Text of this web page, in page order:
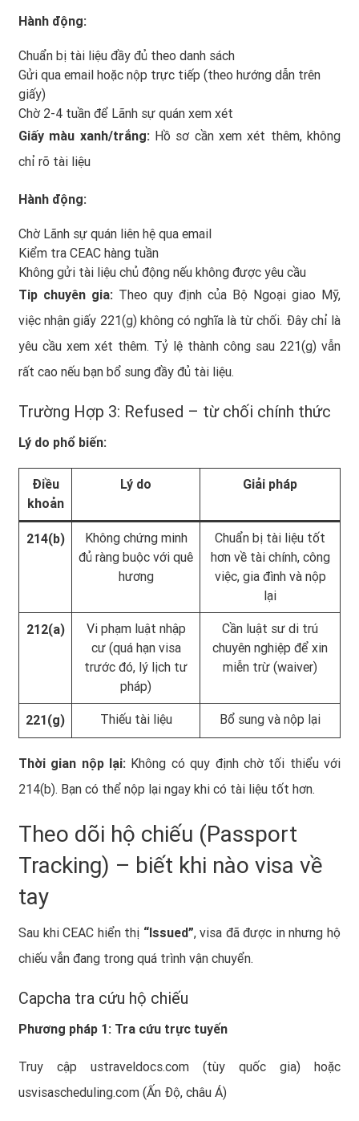
Hành động:
Chuẩn bị tài liệu đầy đủ theo danh sách
Gửi qua email hoặc nộp trực tiếp (theo hướng dẫn trên
giấy)
Chờ 2-4 tuần để Lãnh sự quán xem xét
Giấy màu xanh/trắng:Hồ sơ cần xem xét thêm, không
chỉ rõ tài liệu
Hành động:
Chờ Lãnh sự quán liên hệ qua email
Kiểm tra CEAC hàng tuần
Không gửi tài liệu chủ động nếu không được yêu cầu
Tip chuyên gia: Theo quy định của Bộ Ngoại giao Mỹ,
việc nhận giấy 221(g) không có nghĩa là từ chối. Đây chỉ là
yêu cầu xem xét thêm. Tỷ lệ thành công sau 221(g) vẫn
rất cao nếu bạn bổ sung đầy đủ tài liệu.
Trường Hợp 3: Refused – từ chối chính thức
Lý do phổ biến:
Điều
khoản
Lý do Giải pháp
214(b)
Không chứng minh
đủ ràng buộc với quê
hương
Chuẩn bị tài liệu tốt
hơn về tài chính, công
việc, gia đình và nộp
lại
212(a)
Vi phạm luật nhập
cư (quá hạn visa
trước đó, lý lịch tư
pháp)
Cần luật sư di trú
chuyên nghiệp để xin
miễn trừ (waiver)
221(g) Thiếu tài liệu Bổ sung và nộp lại
Thời gian nộp lại: Không có quy định chờ tối thiểu với
214(b). Bạn có thể nộp lại ngay khi có tài liệu tốt hơn.
Theo dõi hộ chiếu (Passport
Tracking) – biết khi nào visa về
tay
Sau khi CEAC hiển thị “Issued”, visa đã được in nhưng hộ
chiếu vẫn đang trong quá trình vận chuyển.
Capcha tra cứu hộ chiếu
Phương pháp 1: Tra cứu trực tuyến
Truy cập ustraveldocs.com (tùy quốc gia) hoặc
usvisascheduling.com (Ấn Độ, châu Á)